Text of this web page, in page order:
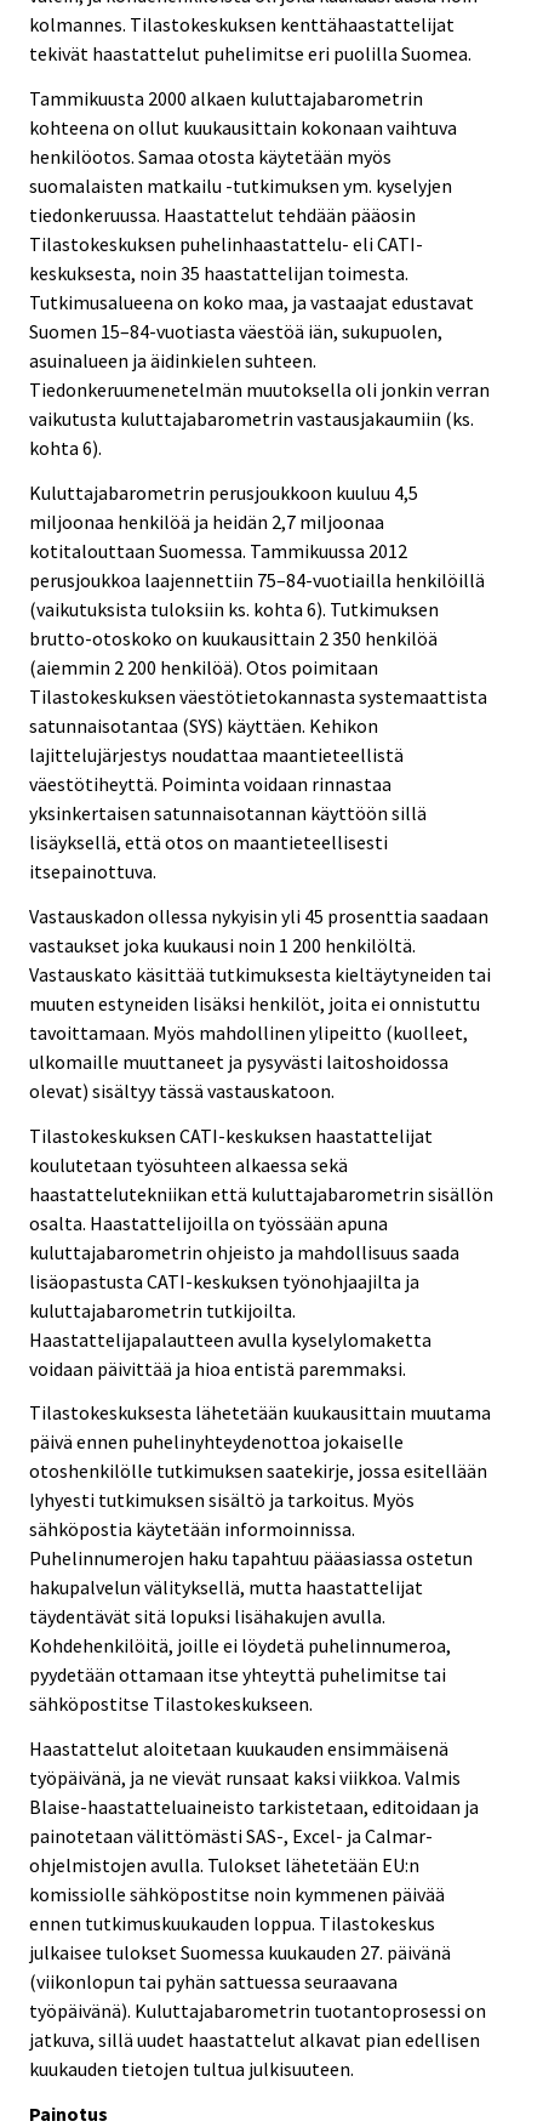
kolmannes. Tilastokeskuksen kenttähaastattelijat
tekivät haastattelut puhelimitse eri puolilla Suomea.
Tammikuusta 2000 alkaen kuluttajabarometrin
kohteena on ollut kuukausittain kokonaan vaihtuva
henkilöotos. Samaa otosta käytetään myös
suomalaisten matkailu -tutkimuksen ym. kyselyjen
tiedonkeruussa. Haastattelut tehdään pääosin
Tilastokeskuksen puhelinhaastattelu- eli CATI-
keskuksesta, noin 35 haastattelijan toimesta.
Tutkimusalueena on koko maa, ja vastaajat edustavat
Suomen 15–84-vuotiasta väestöä iän, sukupuolen,
asuinalueen ja äidinkielen suhteen.
Tiedonkeruumenetelmän muutoksella oli jonkin verran
vaikutusta kuluttajabarometrin vastausjakaumiin (ks.
kohta 6).
Kuluttajabarometrin perusjoukkoon kuuluu 4,5
miljoonaa henkilöä ja heidän 2,7 miljoonaa
kotitalouttaan Suomessa. Tammikuussa 2012
perusjoukkoa laajennettiin 75–84-vuotiailla henkilöillä
(vaikutuksista tuloksiin ks. kohta 6). Tutkimuksen
brutto-otoskoko on kuukausittain 2 350 henkilöä
(aiemmin 2 200 henkilöä). Otos poimitaan
Tilastokeskuksen väestötietokannasta systemaattista
satunnaisotantaa (SYS) käyttäen. Kehikon
lajittelujärjestys noudattaa maantieteellistä
väestötiheyttä. Poiminta voidaan rinnastaa
yksinkertaisen satunnaisotannan käyttöön sillä
lisäyksellä, että otos on maantieteellisesti
itsepainottuva.
Vastauskadon ollessa nykyisin yli 45 prosenttia saadaan
vastaukset joka kuukausi noin 1 200 henkilöltä.
Vastauskato käsittää tutkimuksesta kieltäytyneiden tai
muuten estyneiden lisäksi henkilöt, joita ei onnistuttu
tavoittamaan. Myös mahdollinen ylipeitto (kuolleet,
ulkomaille muuttaneet ja pysyvästi laitoshoidossa
olevat) sisältyy tässä vastauskatoon.
Tilastokeskuksen CATI-keskuksen haastattelijat
koulutetaan työsuhteen alkaessa sekä
haastattelutekniikan että kuluttajabarometrin sisällön
osalta. Haastattelijoilla on työssään apuna
kuluttajabarometrin ohjeisto ja mahdollisuus saada
lisäopastusta CATI-keskuksen työnohjaajilta ja
kuluttajabarometrin tutkijoilta.
Haastattelijapalautteen avulla kyselylomaketta
voidaan päivittää ja hioa entistä paremmaksi.
Tilastokeskuksesta lähetetään kuukausittain muutama
päivä ennen puhelinyhteydenottoa jokaiselle
otoshenkilölle tutkimuksen saatekirje, jossa esitellään
lyhyesti tutkimuksen sisältö ja tarkoitus. Myös
sähköpostia käytetään informoinnissa.
Puhelinnumerojen haku tapahtuu pääasiassa ostetun
hakupalvelun välityksellä, mutta haastattelijat
täydentävät sitä lopuksi lisähakujen avulla.
Kohdehenkilöitä, joille ei löydetä puhelinnumeroa,
pyydetään ottamaan itse yhteyttä puhelimitse tai
sähköpostitse Tilastokeskukseen.
Haastattelut aloitetaan kuukauden ensimmäisenä
työpäivänä, ja ne vievät runsaat kaksi viikkoa. Valmis
Blaise-haastatteluaineisto tarkistetaan, editoidaan ja
painotetaan välittömästi SAS-, Excel- ja Calmar-
ohjelmistojen avulla. Tulokset lähetetään EU:n
komissiolle sähköpostitse noin kymmenen päivää
ennen tutkimuskuukauden loppua. Tilastokeskus
julkaisee tulokset Suomessa kuukauden 27. päivänä
(viikonlopun tai pyhän sattuessa seuraavana
työpäivänä). Kuluttajabarometrin tuotantoprosessi on
jatkuva, sillä uudet haastattelut alkavat pian edellisen
kuukauden tietojen tultua julkisuuteen.
Painotus